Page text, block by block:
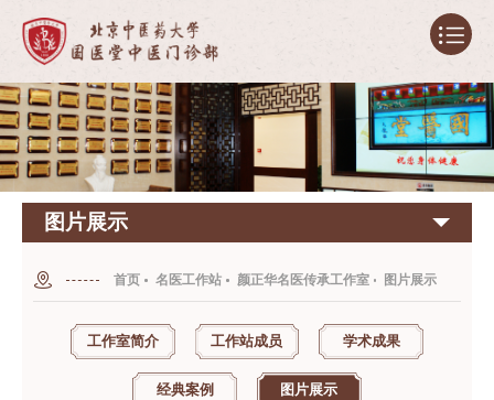
图片展示
首页 名医工作站 颜正华名医传承工作室 图片展示
工作室简介 工作站成员 学术成果
经典案例 图片展示